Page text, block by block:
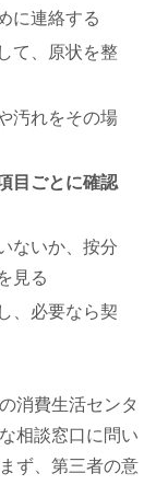
に連絡する
て、原状を整
汚れをその場
目ごとに確認
ないか、按分
見る
、必要なら契
消費生活センタ
相談窓口に問い
ず、第三者の意